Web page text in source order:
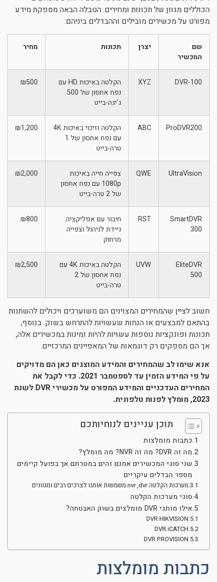
brightness_low ניגודיות כהה
font_download
לאפס את כל האפשרויות
cached
הכוללים מגוון של תכונות ומחירים. הטבלה הבאה מספקת מידע
מפורט על מכשירים מובילים וההבדלים ביניהם:
שם
המכשיר
יצרן תכונות מחיר
DVR-100
XYZ
הקלטה באיכות HD עם
נפח אחסון של 500
ג'יגה-בייט
₪500
ProDVR200
ABC
הקלטה וזיכוי באיכות 4K
עם נפח אחסון של 1
טרה-בייט
₪1,200
UltraVision
QWE
צפייה חייה באיכות
1080p עם נפח אחסון
של 2 טרה-בייט
₪2,000
SmartDVR
300
RST
חיבור עם אפליקציה
ניידת לניהול וצפייה
מרחוק
₪800
EliteDVR
500
UVW
הקלטה באיכות 4K עם
נפח אחסון של 2
טרה-בייט
₪2,500
חשוב לציין שהמחירים המצוינים הם משוערכים ויכולים להשתנות
בהתאם למבצעים או הנחות שעשויות להתרחש בשוק. בנוסף,
תכונות ופונקציות נוספות עשויות להיות זמינות במכשירים אלה,
אך הם מספקים רק דוגמאות של המאפיינים המרכזיים.
אנא שימו לב שהמחירים והמידע המוצגים כאן הם מדויקים
על פי המידע הזמין עד לספטמבר 2021. כדי לקבל את
המחירים העדכניים והמידע המפורט על מכשירי DVR לשנת
2023, מומלץ לפנות טלפונית.
תוכן עניינים לנוחיותכם
כתבות מומלצות
מה זה DVR? מה זה NVR? מה מומלץ?
שני סוגי המכשירים אמנם זהים במטרתם אך בפועל קיימים
מספר הבדלים עיקריים
מערכות הקלטה nvr ,dvr משמשות אותנו לצרכים רבים ומגוונים
סוגי מערכות הקלטה
אילו מותגי DVR מומלצים בשוק האבטחה?
DVR HIKVISION
DVR iCATCH
DVR PROVISION
כתבות מומלצות